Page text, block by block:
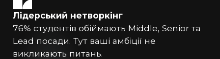
Лідерський нетворкінг
76% студентів обіймають Middle, Senior та
Lead посади. Тут ваші амбіції не
викликають питань.